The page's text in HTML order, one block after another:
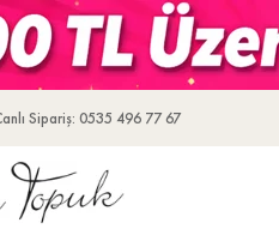
Sipariş: 0535 496 77 67